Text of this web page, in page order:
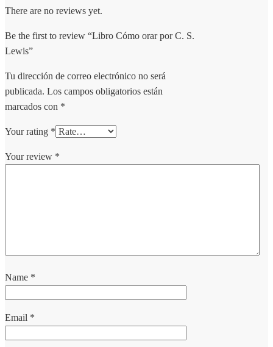
There are no reviews yet.
Be the first to review “Libro Cómo orar por C. S.
Lewis”
Tu dirección de correo electrónico no será
publicada. Los campos obligatorios están
marcados con *
Your rating *
Your review *
Name *
Email *